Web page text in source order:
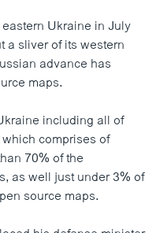
Ukraine in July
a sliver of its western
advance has
maps.
including all of
comprises of
70% of the
as well just under 3% of
source maps.